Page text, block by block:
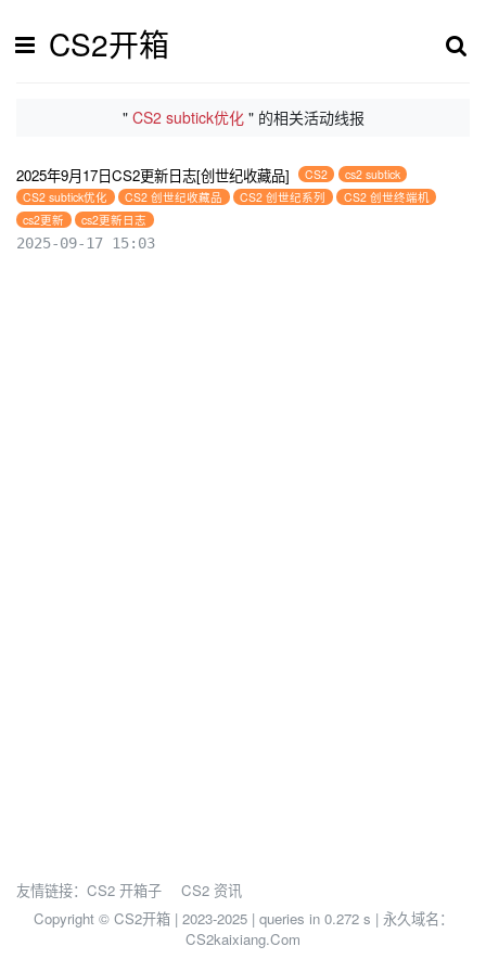
CS2开箱
"CS2 subtick优化 " 的相关活动线报
2025年9月17日CS2更新日志[创世纪收藏品] CS2
cs2 subtick
CS2 subtick优化
CS2 创世纪收藏品 CS2 创世纪系列
CS2 创世终端机
cs2更新
cs2更新日志
2025-09-17 15:03
友情链接： CS2 开箱子
CS2 资讯
Copyright © CS2开箱 | 2023-2025 | queries in 0.272 s | 永久域名：
CS2kaixiang.Com